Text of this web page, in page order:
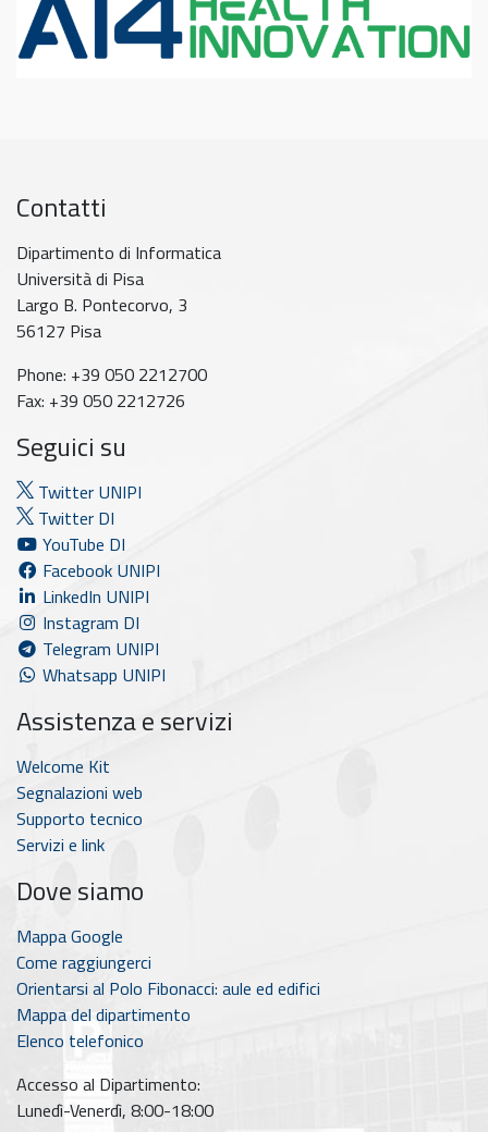
Contatti
Dipartimento di Informatica
Università di Pisa
Largo B. Pontecorvo, 3
56127 Pisa
Phone: +39 050 2212700
Fax: +39 050 2212726
Seguici su
Twitter UNIPI
Twitter DI
YouTube DI
Facebook UNIPI
LinkedIn UNIPI
Instagram DI
Telegram UNIPI
Whatsapp UNIPI
Assistenza e servizi
Welcome Kit
Segnalazioni web
Supporto tecnico
Servizi e link
Dove siamo
Mappa Google
Come raggiungerci
Orientarsi al Polo Fibonacci: aule ed edifici
Mappa del dipartimento
Elenco telefonico
Accesso al Dipartimento:
Lunedì-Venerdì, 8:00-18:00